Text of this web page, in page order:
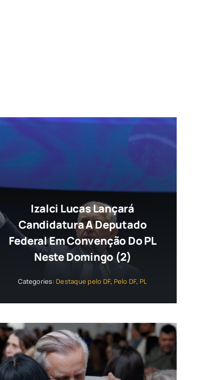
Izalci Lucas Lançará
Candidatura A Deputado
Federal Em Convenção Do PL
Neste Domingo (2)
Categories: Destaque pelo DF, Pelo DF, PL